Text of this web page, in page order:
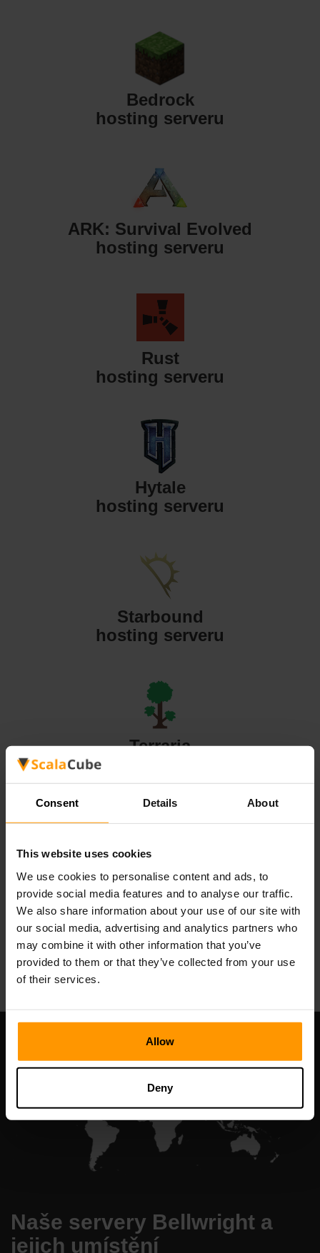
Consent Details About
This website uses cookies
We use cookies to personalise content and ads, to
provide social media features and to analyse our traffic.
We also share information about your use of our site with
our social media, advertising and analytics partners who
may combine it with other information that you’ve
provided to them or that they’ve collected from your use
of their services.
Allow
Deny
Bedrock
hosting serveru
ARK: Survival Evolved
hosting serveru
Rust
hosting serveru
Hytale
hosting serveru
Starbound
hosting serveru
Terraria
hosting serveru
Valheim
hosting serveru
All Games
Naše servery Bellwright a
jejich umístění